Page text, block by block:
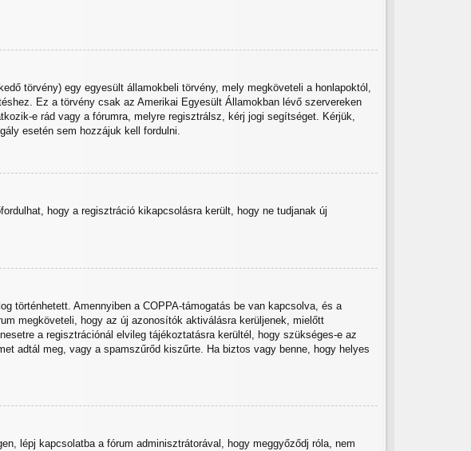
törvény) egy egyesült államokbeli törvény, mely megköveteli a honlapoktól,
Ez a törvény csak az Amerikai Egyesült Államokban lévő szervereken
e rád vagy a fórumra, melyre regisztrálsz, kérj jogi segítséget. Kérjük,
esetén sem hozzájuk kell fordulni.
hogy a regisztráció kikapcsolásra került, hogy ne tudjanak új
történhetett. Amennyiben a COPPA-támogatás be van kapcsolva, és a
megköveteli, hogy az új azonosítók aktiválásra kerüljenek, mielőtt
a regisztrációnál elvileg tájékoztatásra kerültél, hogy szükséges-e az
adtál meg, vagy a spamszűrőd kiszűrte. Ha biztos vagy benne, hogy helyes
lépj kapcsolatba a fórum adminisztrátorával, hogy meggyőződj róla, nem